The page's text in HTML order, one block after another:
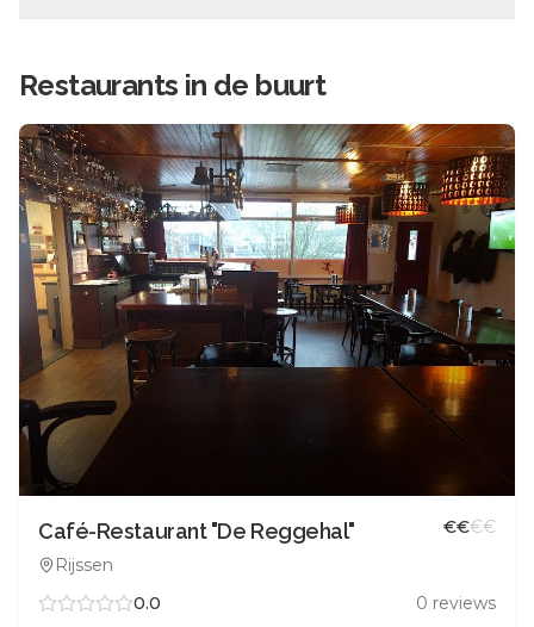
Restaurants in de buurt
Café-Restaurant "De Reggehal"
Rijssen
€€€€
0.0 0 reviews